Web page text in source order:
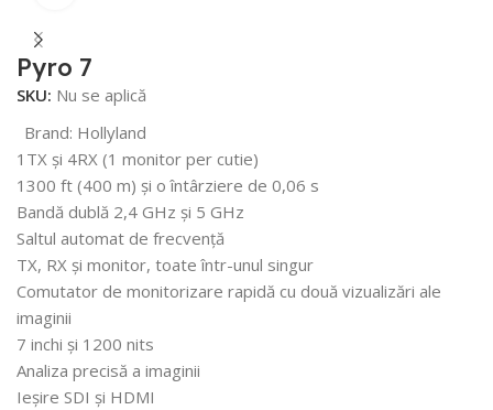
Pyro 7
SKU: Nu se aplică
Brand: Hollyland
1TX și 4RX (1 monitor per cutie)
1300 ft (400 m) și o întârziere de 0,06 s
Bandă dublă 2,4 GHz și 5 GHz
Saltul automat de frecvență
TX, RX și monitor, toate într-unul singur
Comutator de monitorizare rapidă cu două vizualizări ale
imaginii
7 inchi și 1200 nits
Analiza precisă a imaginii
Ieșire SDI și HDMI